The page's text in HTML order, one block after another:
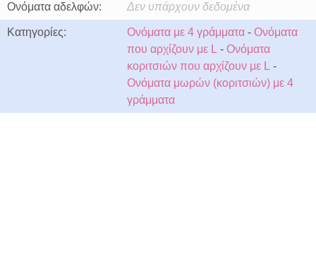
Ονόματα αδελφών: Δεν υπάρχουν δεδομένα
Κατηγορίες: Ονόματα με 4 γράμματα - Ονόματα
που αρχίζουν με L - Ονόματα
κοριτσιών που αρχίζουν με L -
Ονόματα μωρών (κοριτσιών) με 4
γράμματα